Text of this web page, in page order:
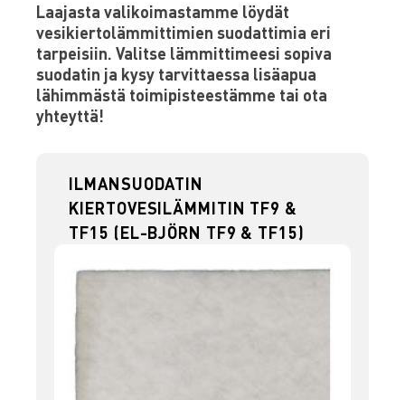
Laajasta valikoimastamme löydät
vesikiertolämmittimien suodattimia eri
tarpeisiin. Valitse lämmittimeesi sopiva
suodatin ja kysy tarvittaessa lisäapua
lähimmästä toimipisteestämme tai ota
yhteyttä!
ILMANSUODATIN
KIERTOVESILÄMMITIN TF9 &
TF15 (EL-BJÖRN TF9 & TF15)